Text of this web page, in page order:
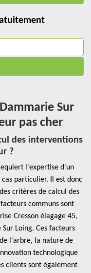
Sur
pas cher
des interventions
?
l'expertise d'un
particulier. Il est donc
critères de calcul des
communs sont
Cresson élagage 45,
Loing. Ces facteurs
l'arbre, la nature de
technologique
clients sont également